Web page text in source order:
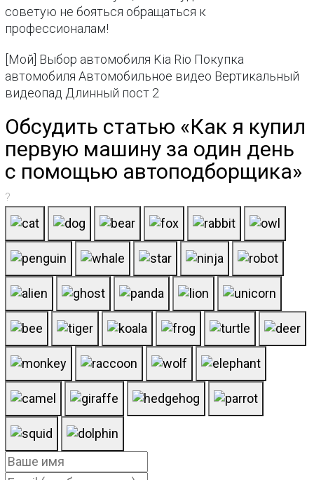
советую не бояться обращаться к
профессионалам!
[Мой] Выбор автомобиля Kia Rio Покупка
автомобиля Автомобильное видео Вертикальный
видеопад Длинный пост 2
Обсудить статью «Как я купил
первую машину за один день
с помощью автоподборщика»
?